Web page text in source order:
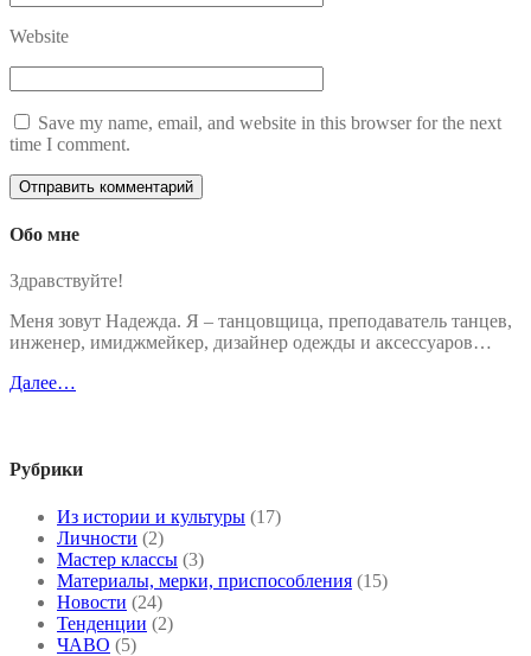
Website
Save my name, email, and website in this browser for the next
time I comment.
Обо мне
Здравствуйте!
Меня зовут Надежда. Я – танцовщица, преподаватель танцев,
инженер, имиджмейкер, дизайнер одежды и аксессуаров…
Далее…
Рубрики
Из истории и культуры (17)
Личности (2)
Мастер классы (3)
Материалы, мерки, приспособления (15)
Новости (24)
Тенденции (2)
ЧАВО (5)